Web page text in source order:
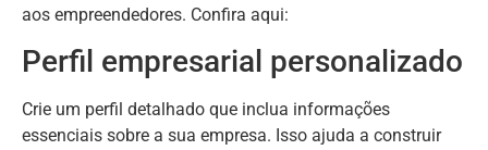
aos empreendedores. Confira aqui:
Perfil empresarial personalizado
Crie um perfil detalhado que inclua informações
essenciais sobre a sua empresa. Isso ajuda a construir